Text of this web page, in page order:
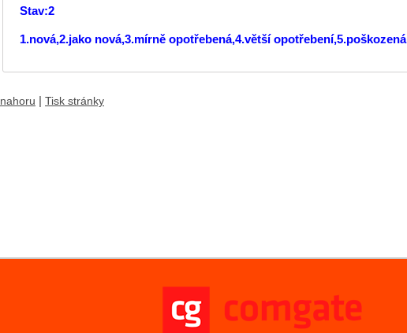
Stav:2
1.nová,2.jako nová,3.mírně opotřebená,4.větší opotřebení,5.poškozená
nahoru Tisk stránky